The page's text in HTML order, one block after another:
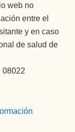
web no
entre el
y en caso
de salud de
08022